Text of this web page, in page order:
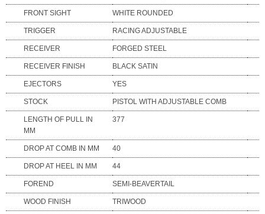
FRONT SIGHT WHITE ROUNDED
TRIGGER RACING ADJUSTABLE
RECEIVER FORGED STEEL
RECEIVER FINISH BLACK SATIN
EJECTORS YES
STOCK PISTOL WITH ADJUSTABLE COMB
LENGTH OF PULL IN
MM
377
DROP AT COMB IN MM 40
DROP AT HEEL IN MM 44
FOREND SEMI-BEAVERTAIL
WOOD FINISH TRIWOOD